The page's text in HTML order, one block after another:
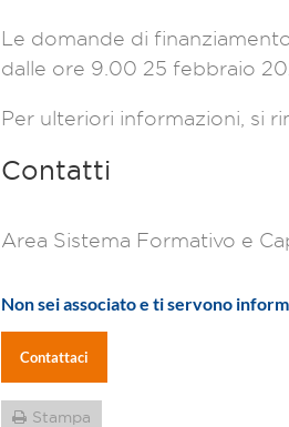
Le domande di
dalle ore 9.00 25 febbraio
Per ulteriori informazioni, si
Contatti
Area Sistema Formativo e
Non sei associato e ti servono
Contattaci
Stampa